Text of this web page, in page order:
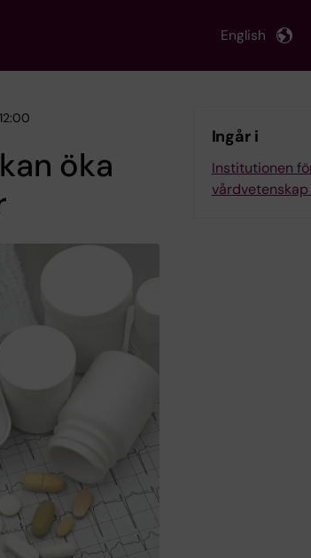
English
öka
Ingår i
Institutionen